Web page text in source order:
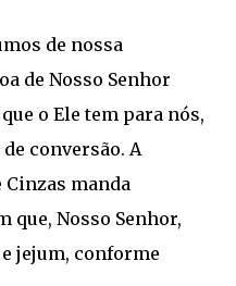
de nossa
de Nosso Senhor
o Ele tem para nós,
conversão. A
manda
que, Nosso Senhor,
jejum, conforme